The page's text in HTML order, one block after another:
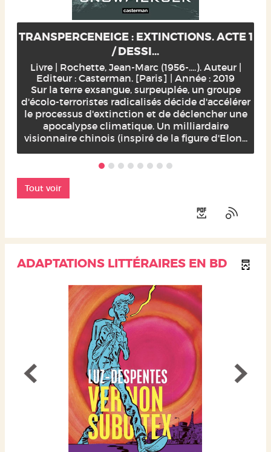
TRANSPERCENEIGE : EXTINCTIONS. ACTE 1
/ DESSI...
Livre | Rochette, Jean-Marc (1956-....). Auteur |
Editeur : Casterman. [Paris] | Année : 2019
Sur la terre exsangue, surpeuplée, un groupe
d'écolo-terroristes radicalisés décide d'accélérer
le processus d'extinction et de déclencher une
apocalypse climatique. Un milliardaire
visionnaire chinois (inspiré de la figure d'Elon...
Tout voir
ADAPTATIONS LITTÉRAIRES EN BD